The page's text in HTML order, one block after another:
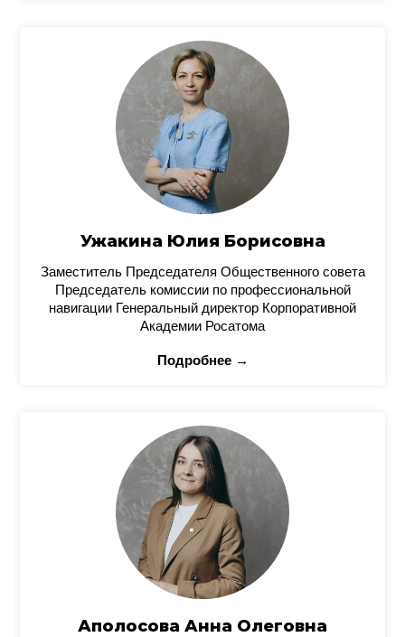
Ужакина Юлия Борисовна
Заместитель Председателя Общественного совета
Председатель комиссии по профессиональной
навигации Генеральный директор Корпоративной
Академии Росатома
Подробнее →
Аполосова Анна Олеговна